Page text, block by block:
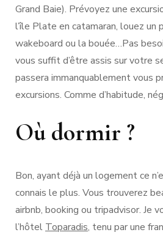
Grand Baie). Prévoyez une
l’île Plate en catamaran, louez
wakeboard ou la bouée…Pas
vous suffit d’être assis sur votre
passera immanquablement vous
excursions. Comme d’habitude,
Où dormir ?
Bon, ayant déjà un logement ce
connais le plus. Vous trouverez
airbnb, booking ou tripadvisor. Je
l’hôtel Toparadis, tenu par une